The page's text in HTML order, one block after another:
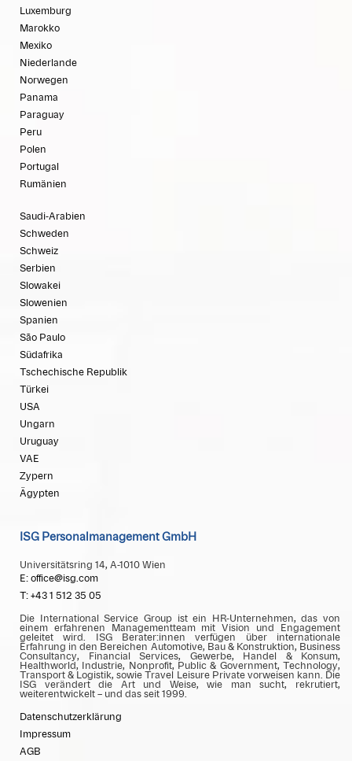
Luxemburg
Marokko
Mexiko
Niederlande
Norwegen
Panama
Paraguay
Peru
Polen
Portugal
Rumänien
Saudi-Arabien
Schweden
Schweiz
Serbien
Slowakei
Slowenien
Spanien
São Paulo
Südafrika
Tschechische Republik
Türkei
USA
Ungarn
Uruguay
VAE
Zypern
Ägypten
ISG Personalmanagement GmbH
Universitätsring 14, A-1010 Wien
E: office@isg.com
T: +43 1 512 35 05
Die International Service Group ist ein HR-Unternehmen, das von
einem erfahrenen Managementteam mit Vision und Engagement
geleitet wird. ISG Berater:innen verfügen über internationale
Erfahrung in den Bereichen Automotive, Bau & Konstruktion, Business
Consultancy, Financial Services, Gewerbe, Handel & Konsum,
Healthworld, Industrie, Nonprofit, Public & Government, Technology,
Transport & Logistik, sowie Travel Leisure Private vorweisen kann. Die
ISG verändert die Art und Weise, wie man sucht, rekrutiert,
weiterentwickelt – und das seit 1999.
Datenschutzerklärung
Impressum
AGB